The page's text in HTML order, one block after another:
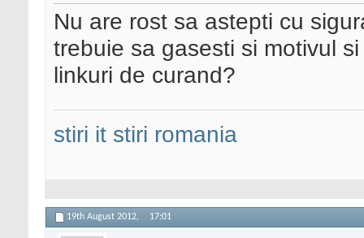
Nu are rost sa astepti cu
trebuie sa gasesti si motivul
linkuri de curand?
stiri it stiri romania
19th August 2012, 17:01